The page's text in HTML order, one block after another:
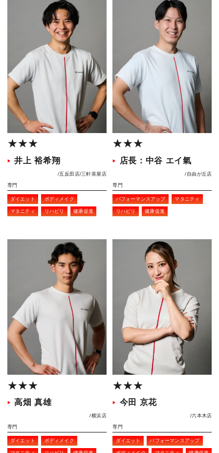
★★★
井上 裕希翔
五反田店 三軒茶屋店
専門
ダイエット ボディメイク
マタニティ リハビリ 健康促進
★★★
店長：中谷 エイ氣
自由が丘店
専門
パフォーマンスアップ マタニティ
リハビリ 健康促進
★★★
高畑 真雄
横浜店
専門
ダイエット ボディメイク
★★★
今田 京花
六本木店
専門
ダイエット パフォーマンスアップ